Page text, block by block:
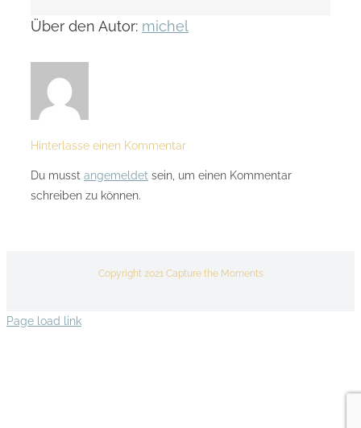
Über den Autor: michel
Hinterlasse einen Kommentar
Du musst angemeldet sein, um einen Kommentar
schreiben zu können.
Copyright 2021 Capture the Moments
Page load link